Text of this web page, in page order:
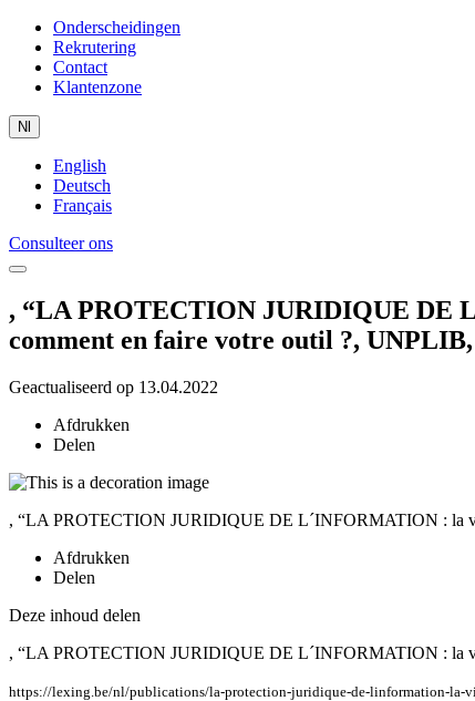
Onderscheidingen
Rekrutering
Contact
Klantenzone
Nl
English
Deutsch
Français
Consulteer ons
, “LA PROTECTION JURIDIQUE DE
comment en faire votre outil ?,
Geactualiseerd op 13.04.2022
Afdrukken
Delen
, “LA PROTECTION JURIDIQUE DE L´INFORMATION : la
Afdrukken
Delen
Deze inhoud delen
, “LA PROTECTION JURIDIQUE DE L´INFORMATION : la
https://lexing.be/nl/publications/la-protection-juridique-de-linformation-la-